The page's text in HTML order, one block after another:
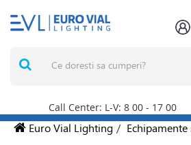
Call Center: L-V: 8 00 - 17 00
Euro Vial Lighting /